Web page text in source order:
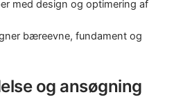
med design og optimering af
bæreevne, fundament og
og ansøgning